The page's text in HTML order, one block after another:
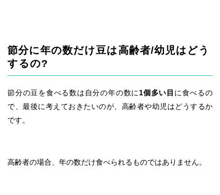
節分に年の数だけ豆は高齢者/幼児はどう
するの?
節分の豆を食べる数は自分の年の数に 1個多い目 に食べるの
で、最後に考えておきたいのが、高齢者や幼児はどうするか
です。
高齢者の場合、年の数だけ食べられるものではありません。